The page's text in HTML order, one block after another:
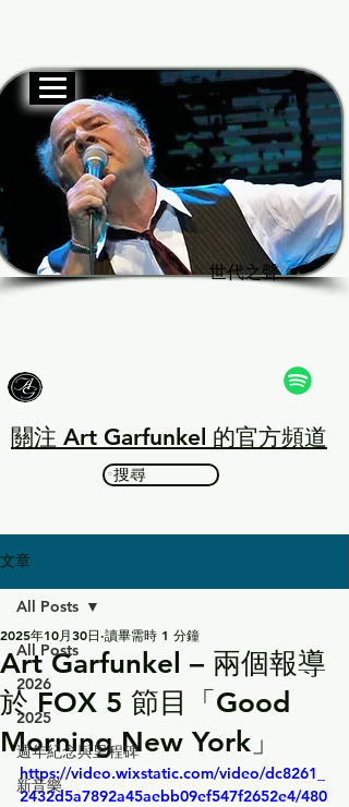
世代之聲
世代之聲
官方網站
搜尋
關注 Art Garfunkel 的官方頻道
文章
All Posts
2026
2025
週年紀念與里程碑
新音樂
All Posts
Art Garfunkel – 兩個報導
於 FOX 5 節目「Good
Morning New York」
2025年10月30日 讀畢需時 1 分鐘
https://video.wixstatic.com/video/dc8261_
2432d5a7892a45aebb09ef547f2652e4/480